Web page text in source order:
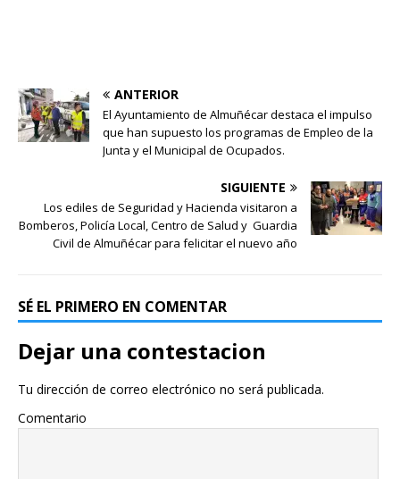
ANTERIOR
El Ayuntamiento de Almuñécar destaca el impulso
que han supuesto los programas de Empleo de la
Junta y el Municipal de Ocupados.
SIGUIENTE
Los ediles de Seguridad y Hacienda visitaron a
Bomberos, Policía Local, Centro de Salud y Guardia
Civil de Almuñécar para felicitar el nuevo año
SÉ EL PRIMERO EN COMENTAR
Dejar una contestacion
Tu dirección de correo electrónico no será publicada.
Comentario